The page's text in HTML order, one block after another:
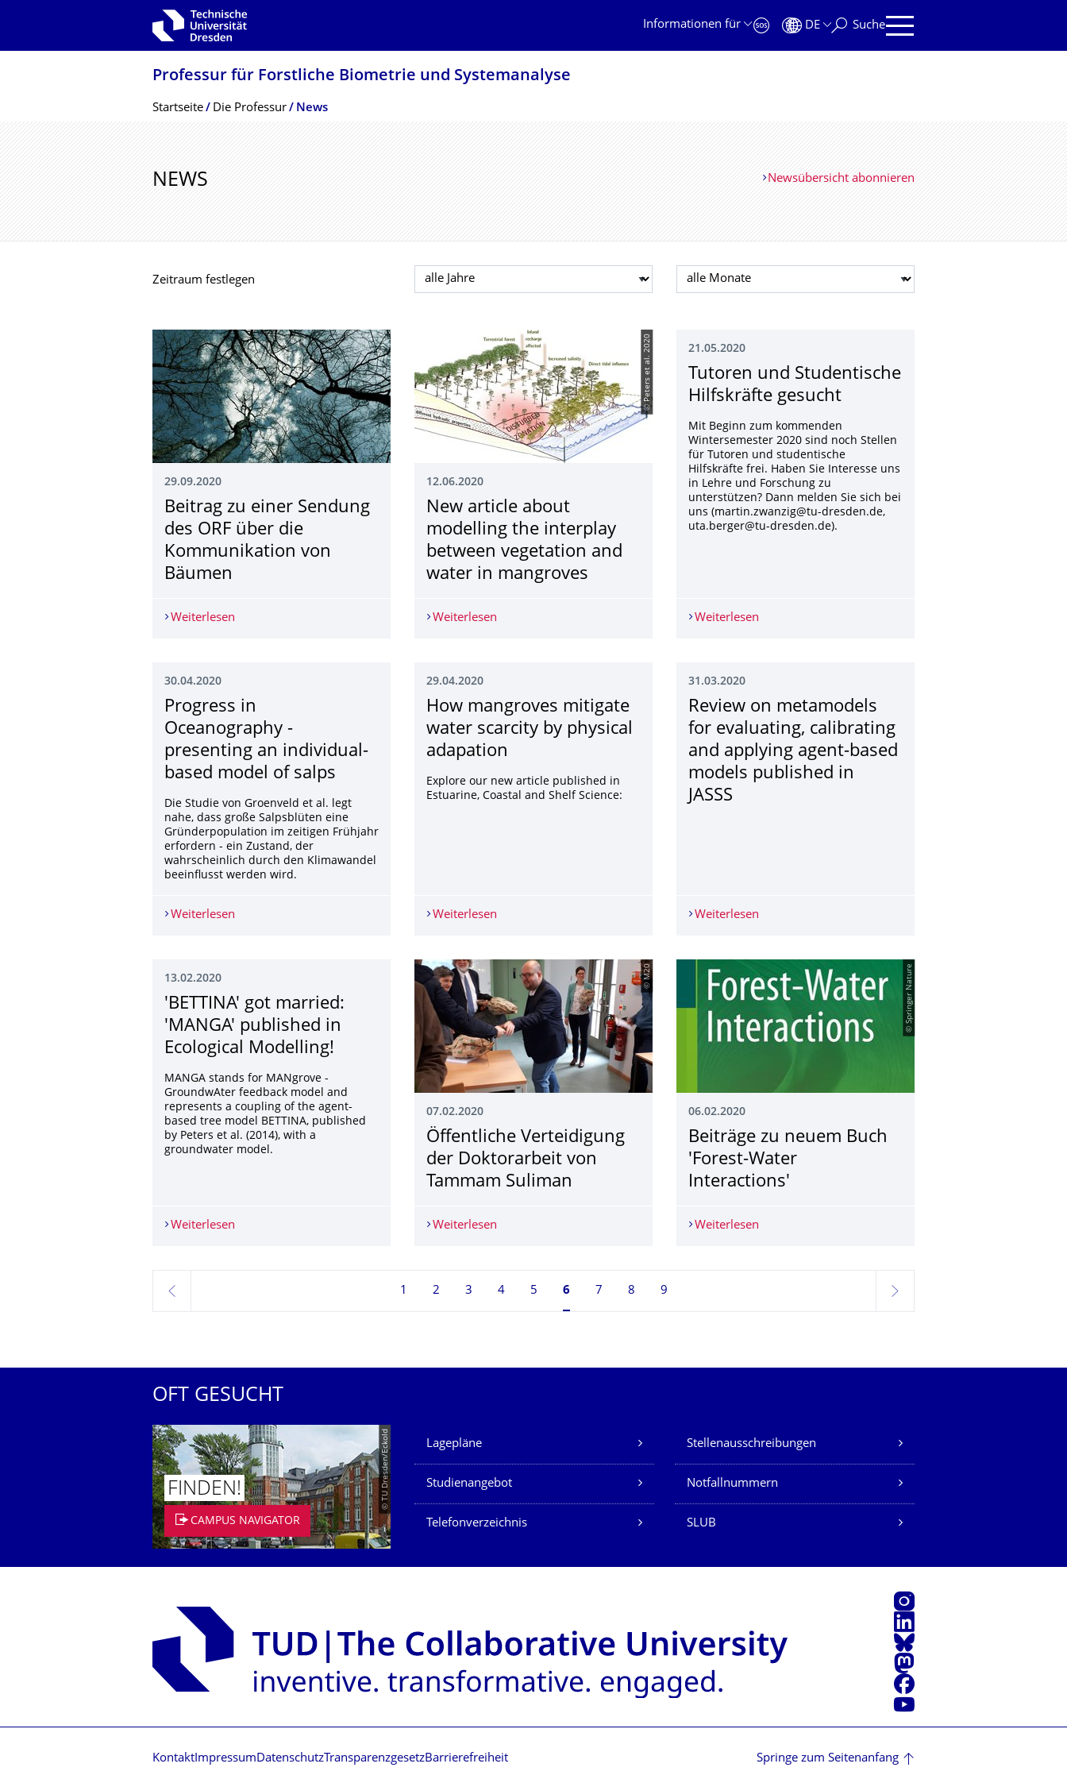
Zur Hauptnavigation springen
Informationen für
DE Suche
Professur für Forstliche Biometrie und Systemanalyse
Breadcrumb-Menü
Startseite Die Professur News
NEWS Newsübersicht abonnieren
Zeitraum festlegen Jahr auswählen Monat auswählen
29.09.2020
Beitrag zu einer Sendung
des ORF über die
Kommunikation von
Bäumen
Weiterlesen Beitrag zu einer Sendung des ORF über die Kommunikation von Bäumen
© Peters et al. 2020
12.06.2020
New article about
modelling the interplay
between vegetation and
water in mangroves
Weiterlesen New article about modelling the interplay between vegetation and water in mangroves
21.05.2020
Tutoren und Studentische
Hilfskräfte gesucht
Mit Beginn zum kommenden
Wintersemester 2020 sind noch Stellen
für Tutoren und studentische
Hilfskräfte frei. Haben Sie Interesse uns
in Lehre und Forschung zu
unterstützen? Dann melden Sie sich bei
uns (martin.zwanzig@tu-dresden.de,
uta.berger@tu-dresden.de).
Weiterlesen
30.04.2020
Progress in
Oceanography -
presenting an individual-
based model of salps
Die Studie von Groenveld et al. legt
nahe, dass große Salpsblüten eine
Gründerpopulation im zeitigen Frühjahr
erfordern - ein Zustand, der
wahrscheinlich durch den Klimawandel
beeinflusst werden wird.
Weiterlesen Progress in Oceanography - presenting an individual-based model of salps
29.04.2020
How mangroves mitigate
water scarcity by physical
adapation
Explore our new article published in
Estuarine, Coastal and Shelf Science:
Weiterlesen How mangroves mitigate water scarcity by physical adapation
31.03.2020
Review on metamodels
for evaluating, calibrating
and applying agent-based
models published in
JASSS
Weiterlesen
13.02.2020
'BETTINA' got married:
'MANGA' published in
Ecological Modelling!
MANGA stands for MANgrove -
GroundwAter feedback model and
represents a coupling of the agent-
based tree model BETTINA, published
by Peters et al. (2014), with a
groundwater model.
Weiterlesen 'BETTINA' got married: 'MANGA' published in Ecological Modelling!
© M20
07.02.2020
Öffentliche Verteidigung
der Doktorarbeit von
Tammam Suliman
Weiterlesen Öffentliche Verteidigung der Doktorarbeit von Tammam Suliman
© Springer Nature
06.02.2020
Beiträge zu neuem Buch
'Forest-Water
Interactions'
Weiterlesen
zurück
1 2 3 4 5 Seite 6, aktuell ausgewählt
6 7 8 9
weiter
OFT GESUCHT
© TU Dresden/Eckold
FINDEN!
CAMPUS NAVIGATOR
Unsere Dienste
Lagepläne Stellenausschreibungen
Studienangebot Notfallnummern
Telefonverzeichnis SLUB
Instagram
LinkedIn
Bluesky
Mastodon
Facebook
Youtube
KontaktImpressumDatenschutz TransparenzgesetzBarrierefreiheit Springe zum Seitenanfang